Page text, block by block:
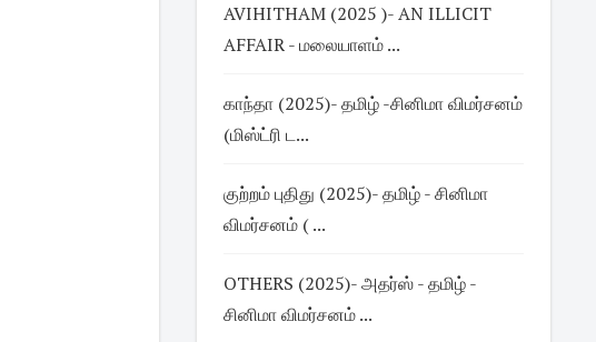
AVIHITHAM (2025 )- AN ILLICIT
AFFAIR - மலையாளம் ...
காந்தா (2025)- தமிழ் -சினிமா விமர்சனம்
(மிஸ்ட்ரி ட...
குற்றம் புதிது (2025)- தமிழ் - சினிமா
விமர்சனம் ( ...
OTHERS (2025)- அதர்ஸ் - தமிழ் -
சினிமா விமர்சனம் ...